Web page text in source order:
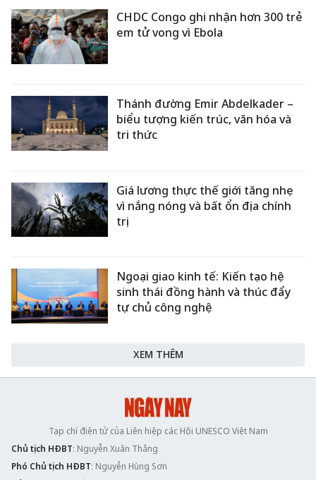
CHDC Congo ghi nhận hơn 300 trẻ
em tử vong vì Ebola
Thánh đường Emir Abdelkader –
biểu tượng kiến trúc, văn hóa và
tri thức
Giá lương thực thế giới tăng nhẹ
vì nắng nóng và bất ổn địa chính
trị
Ngoại giao kinh tế: Kiến tạo hệ
sinh thái đồng hành và thúc đẩy
tự chủ công nghệ
XEM THÊM
Tạp chí điện tử của Liên hiệp các Hội UNESCO Việt Nam
Chủ tịch HĐBT: Nguyễn Xuân Thắng
Phó Chủ tịch HĐBT: Nguyễn Hùng Sơn